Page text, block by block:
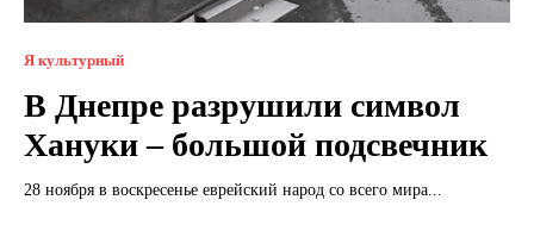
Я культурный
В Днепре разрушили символ
Хануки – большой подсвечник
28 ноября в воскресенье еврейский народ со всего мира...